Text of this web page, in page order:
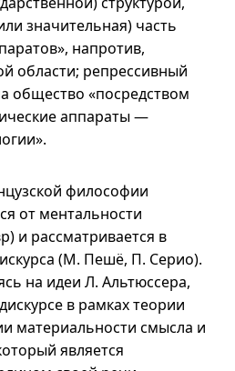
значительная) часть
напротив,
области; репрессивный
общество «посредством
аппараты —
философии
от ментальности
и рассматривается в
(М. Пешё, П. Серио).
на идеи Л. Альтюссера,
в рамках теории
материальности смысла и
является